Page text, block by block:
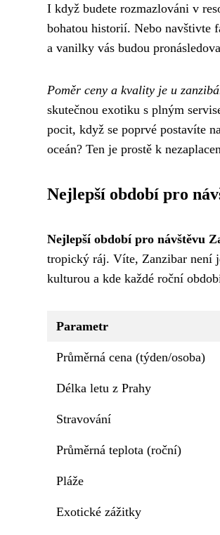
I když budete rozmazlováni v
bohatou historií. Nebo navštivte
a vanilky vás budou
Poměr ceny a kvality je u
skutečnou exotiku s plným
pocit, když se poprvé postavíte
oceán? Ten je prostě k
Nejlepší období pro
Nejlepší období pro návštěvu
tropický ráj. Víte, Zanzibar není
kulturou a kde každé roční
Parametr
Průměrná cena (týden/osoba)
Délka letu z Prahy
Stravování
Průměrná teplota (roční)
Pláže
Exotické zážitky